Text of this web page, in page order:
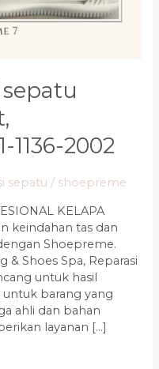
2002
sepatu / shoepreme
KELAPA
keindahan tas dan
Shoepreme.
& Shoes Spa, Reparasi
untuk hasil
barang yang
ahli dan bahan
layanan […]